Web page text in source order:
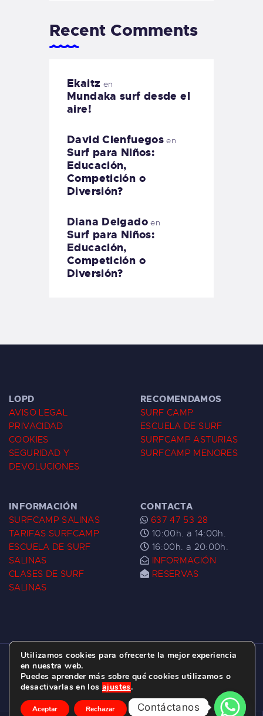
Recent Comments
Ekaitz en
Mundaka surf desde el
aire!
David Cienfuegos en
Surf para Niños:
Educación,
Competición o
Diversión?
Diana Delgadoen
Surf para Niños:
Educación,
Competición o
Diversión?
LOPD
AVISO LEGAL
PRIVACIDAD
COOKIES
SEGURIDAD Y
DEVOLUCIONES
RECOMENDAMOS
SURF CAMP
ESCUELA DE SURF
SURFCAMP ASTURIAS
SURFCAMP MENORES
INFORMACIÓN
SURFCAMP SALINAS
TARIFAS SURFCAMP
ESCUELA DE SURF
SALINAS
CLASES DE SURF
SALINAS
CONTACTA
637 47 53 28
10:00h. a 14:00h.
16:00h. a 20:00h.
INFORMACIÓN
RESERVAS
ESCUELA DE SURF LAS DUNAS ©
2026.
C/ BERNARDO ÁLVAREZ GALAN 1, SALINAS
(ASTURIAS)
Utilizamos cookies para ofrecerte la mejor experiencia
en nuestra web.
Puedes aprender más sobre qué cookies utilizamos o
desactivarlas en los ajustes.
Aceptar Rechazar Ajustes
Contáctanos